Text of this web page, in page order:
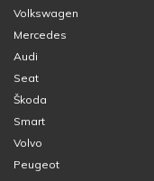
Volkswagen
Mercedes
Audi
Seat
Škoda
Smart
Volvo
Peugeot